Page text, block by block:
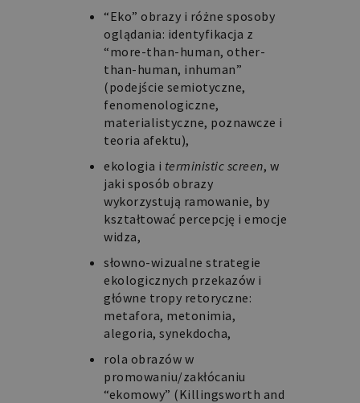
“Eko” obrazy i różne sposoby
oglądania: identyfikacja z
“more-than-human, other-
than-human, inhuman”
(podejście semiotyczne,
fenomenologiczne,
materialistyczne, poznawcze i
teoria afektu),
ekologia i terministic screen, w
jaki sposób obrazy
wykorzystują ramowanie, by
kształtować percepcję i emocje
widza,
słowno-wizualne strategie
ekologicznych przekazów i
główne tropy retoryczne:
metafora, metonimia,
alegoria, synekdocha,
rola obrazów w
promowaniu/zakłócaniu
“ekomowy” (Killingsworth and